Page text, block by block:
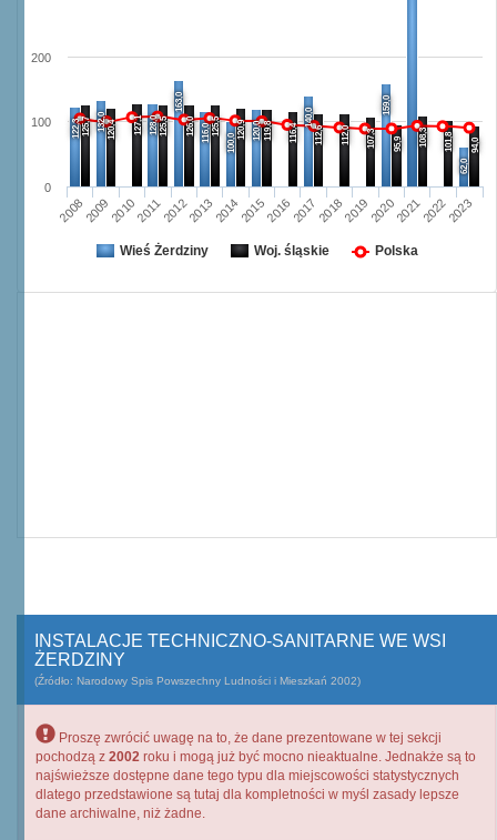
122,3 132,0 128,0
163,0
116,0
100,0
120,0
140,0
159,0
62,0
125,7 120,4 127,1 125,5 126,0 125,5 120,9 119,8 116,4 112,6 112,0 107,3 95,9 108,3 101,8 94,0
2008200920102011201220132014201520162017201820192020202120222023
0
100
200
Wieś Żerdziny Woj. śląskie Polska
INSTALACJE TECHNICZNO-SANITARNE WE WSI
ŻERDZINY
(Źródło: Narodowy Spis Powszechny Ludności i Mieszkań 2002)
Proszę zwrócić uwagę na to, że dane prezentowane w tej sekcji
pochodzą z 2002 roku i mogą już być mocno nieaktualne. Jednakże są to
najświeższe dostępne dane tego typu dla miejscowości statystycznych
dlatego przedstawione są tutaj dla kompletności w myśl zasady lepsze
dane archiwalne, niż żadne.